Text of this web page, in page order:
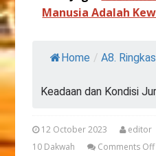
Manusia Adalah
Home / A8.
Keadaan dan Kondisi
12 October 2023 editor
10 Dakwah
Comments Off